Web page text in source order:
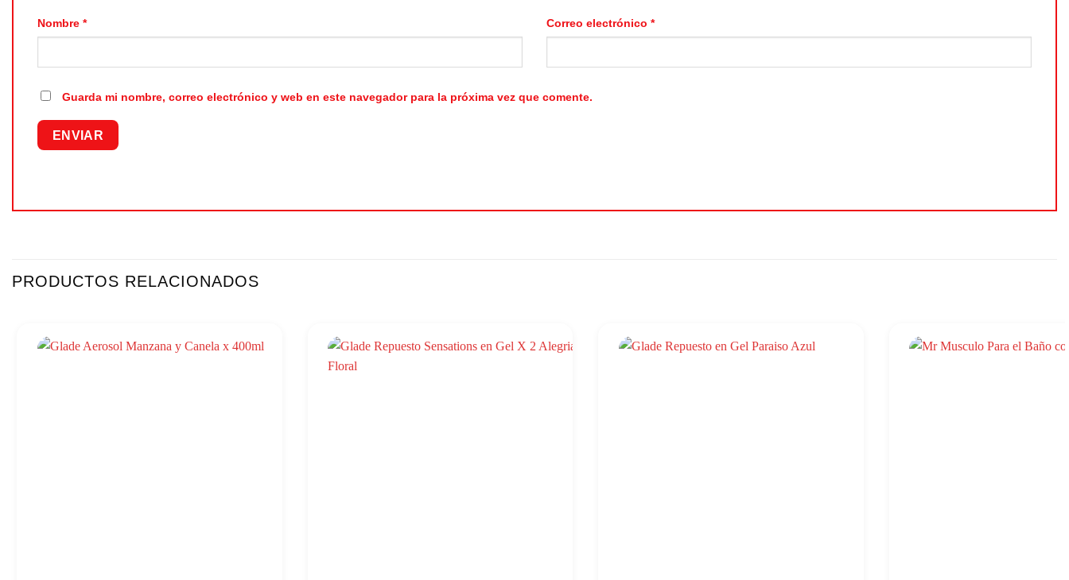
Nombre * Correo electrónico *
Guarda mi nombre, correo electrónico y web en este navegador para la próxima vez que comente.
PRODUCTOS RELACIONADOS